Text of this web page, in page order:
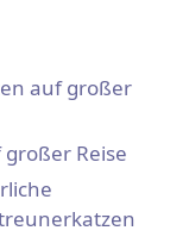
auf großer
Reise